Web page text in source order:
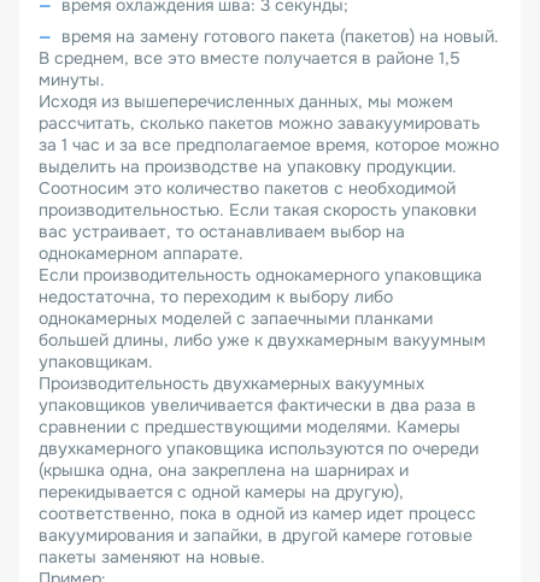
время охлаждения шва: 3 секунды;
время на замену готового пакета (пакетов) на новый.
В среднем, все это вместе получается в районе 1,5
минуты.
Исходя из вышеперечисленных данных, мы можем
рассчитать, сколько пакетов можно завакуумировать
за 1 час и за все предполагаемое время, которое можно
выделить на производстве на упаковку продукции.
Соотносим это количество пакетов с необходимой
производительностью. Если такая скорость упаковки
вас устраивает, то останавливаем выбор на
однокамерном аппарате.
Если производительность однокамерного упаковщика
недостаточна, то переходим к выбору либо
однокамерных моделей с запаечными планками
большей длины, либо уже к двухкамерным вакуумным
упаковщикам.
Производительность двухкамерных вакуумных
упаковщиков увеличивается фактически в два раза в
сравнении с предшествующими моделями. Камеры
двухкамерного упаковщика используются по очереди
(крышка одна, она закреплена на шарнирах и
перекидывается с одной камеры на другую),
соответственно, пока в одной из камер идет процесс
вакуумирования и запайки, в другой камере готовые
пакеты заменяют на новые.